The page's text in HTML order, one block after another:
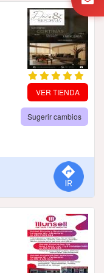
VER TIENDA
Sugerir cambios